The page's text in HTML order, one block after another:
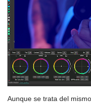
Aunque se trata del